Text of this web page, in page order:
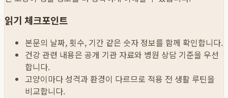
읽기 체크포인트
본문의 날짜, 횟수, 기간 같은 숫자 정보를 함께 확인합니다.
건강 관련 내용은 공개 기관 자료와 병원 상담 기준을 우선
합니다.
고양이마다 성격과 환경이 다르므로 적용 전 생활 루틴을
비교합니다.